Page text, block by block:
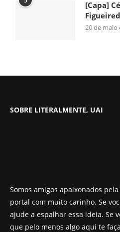
[Capa]
20 de maio
SOBRE LITERALMENTE, UAI
Somos amigos apaixonados
portal com muito carinho. Se
ajude a espalhar essa ideia. Se
que pelo menos algo aqui te